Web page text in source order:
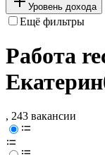
Уровень дохода
Ещё фильтры
Работа
, 243 вакансии